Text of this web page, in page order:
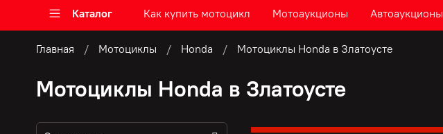
Каталог Как купить мотоцикл Мотоаукционы Автоаукционы
Главная Мотоциклы Honda Мотоциклы Honda в Златоусте
Мотоциклы Honda в Златоусте